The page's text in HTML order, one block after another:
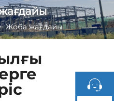
Жоба жағдайы